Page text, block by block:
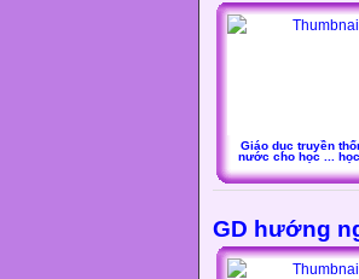
Giáo dục truyền
nước cho học ...
GD hướng